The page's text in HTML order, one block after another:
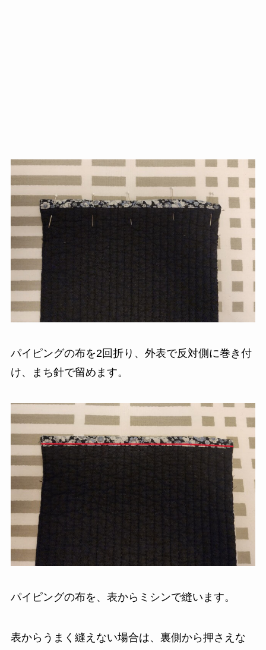
パイピングの布を2回折り、外表で反対側に巻き付
け、まち針で留めます。
パイピングの布を、表からミシンで縫います。
表からうまく縫えない場合は、裏側から押さえな